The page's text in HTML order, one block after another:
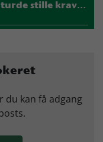
Carlén efter første uge: Vi skal turde stille krav til hinanden
Elite
du kan få adgang